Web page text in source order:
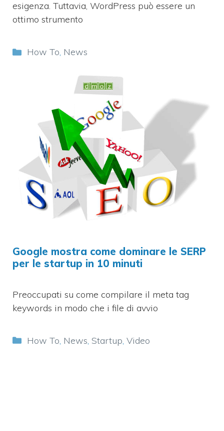
esigenza. Tuttavia, WordPress può essere un
ottimo strumento
Categorie
How To, News
Google mostra come dominare le SERP
per le startup in 10 minuti
Preoccupati su come compilare il meta tag
keywords in modo che i file di avvio
Categorie
How To, News, Startup, Video